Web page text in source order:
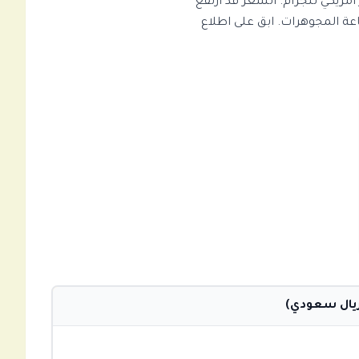
يجعله جيد لـ صناعة المجوهرات. ابق على اطلاع
سعودي)